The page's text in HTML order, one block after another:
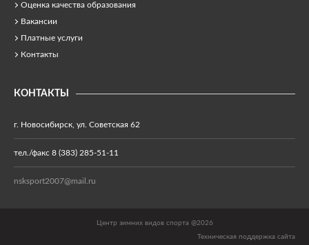
Оценка качества образования
Вакансии
Платные услуги
Контакты
КОНТАКТЫ
г. Новосибирск, ул. Советская 62
тел./факс 8 (383) 285-51-11
nsksport2007@mail.ru
Центр зимних видов спорта @2026
Техническая поддержка сайта